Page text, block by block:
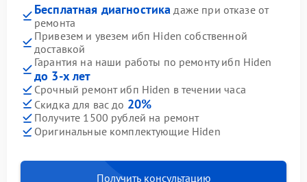
Бесплатная диагностика даже при отказе от
ремонта
Привезем и увезем ибп Hiden собственной
доставкой
Гарантия на наши работы по ремонту ибп Hiden
до 3-х лет
Срочный ремонт ибп Hiden в течении часа
Скидка для вас до 20%
Получите 1500 рублей на ремонт
Оригинальные комплектующие Hiden
Получить консультацию